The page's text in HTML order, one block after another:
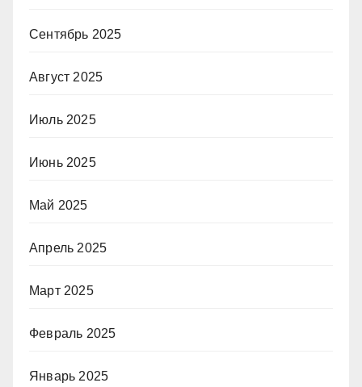
Сентябрь 2025
Август 2025
Июль 2025
Июнь 2025
Май 2025
Апрель 2025
Март 2025
Февраль 2025
Январь 2025